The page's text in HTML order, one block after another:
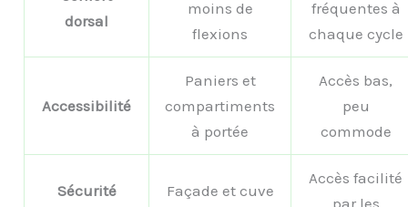
dorsal
moins de
flexions
fréquentes à
chaque cycle
Accessibilité
Paniers et
compartiments
à portée
Accès bas,
peu
commode
Sécurité
Façade et cuve
Accès facilité